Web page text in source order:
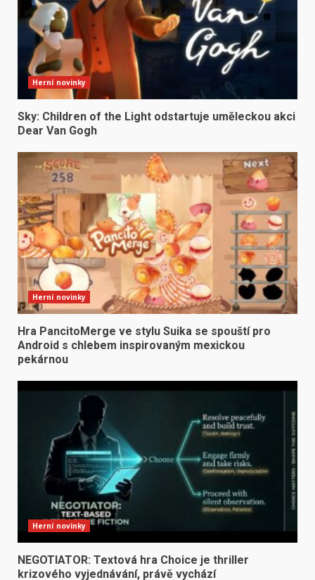
Herní novinky
Sky: Children of the Light odstartuje uměleckou akci
Dear Van Gogh
Herní novinky
Hra PancitoMerge ve stylu Suika se spouští pro
Android s chlebem inspirovaným mexickou
pekárnou
Herní novinky
NEGOTIATOR: Textová hra Choice je thriller
krizového vyjednávání, právě vychází